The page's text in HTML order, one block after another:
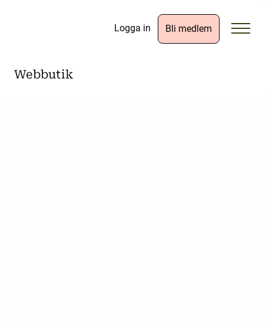
Logga in Bli medlem
Webbutik